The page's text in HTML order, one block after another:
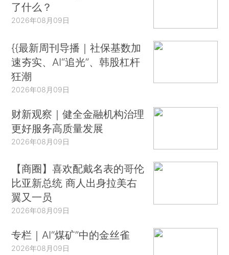
了什么？
2026年08月09日
{{最新周刊导播｜社保基数加
速夯实、AI“追光”、韩股杠杆
狂潮
2026年08月09日
财新观察｜健全金融机构治理
更好服务高质量发展
2026年08月09日
【商圈】喜欢配戴名表的哥伦
比亚新总统 商人出身拉美右
翼又一员
2026年08月09日
专栏｜AI“煤矿”中的金丝雀
2026年08月09日